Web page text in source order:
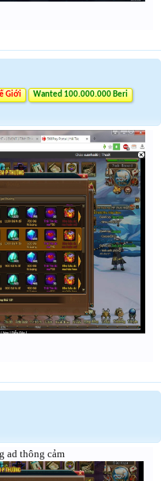
Giới Wanted 100.000.000 Beri
ad thông cảm